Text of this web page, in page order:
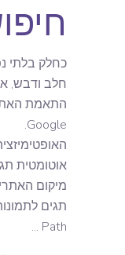
כחלק בלתי
חלב ודבש,
התאמת
Google.
אוטומטית
Path